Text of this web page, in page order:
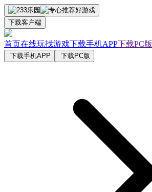
下载客户端
首页在线玩找游戏下载手机APP下载PC版
下载手机APP 下载PC版